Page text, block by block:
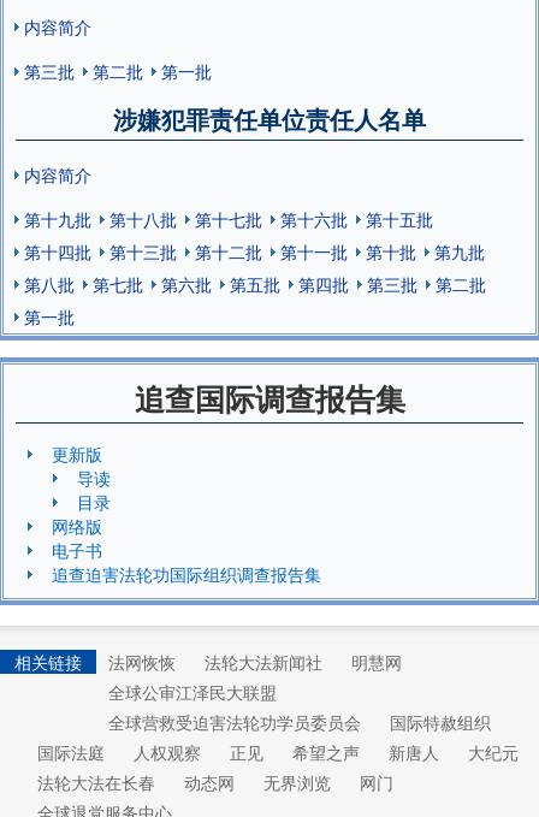
内容简介
第三批
第二批 第一批
涉嫌犯罪责任单位责任人名单
内容简介
第十九批
第十八批 第十七批 第十六批
第十五批
第十四批
第十三批 第十二批 第十一批 第十批
第九批
第八批
第七批 第六批 第五批 第四批 第三批
第二批
第一批
追查国际调查报告集
更新版
导读
目录
网络版
电子书
追查迫害法轮功国际组织调查报告集
相关链接 法网恢恢 法轮大法新闻社
明慧网
全球公审江泽民大联盟
全球营救受迫害法轮功学员委员会
国际特赦组织
国际法庭
人权观察 正见 希望之声 新唐人
大纪元
法轮大法在长春
动态网 无界浏览
网门
全球退党服务中心